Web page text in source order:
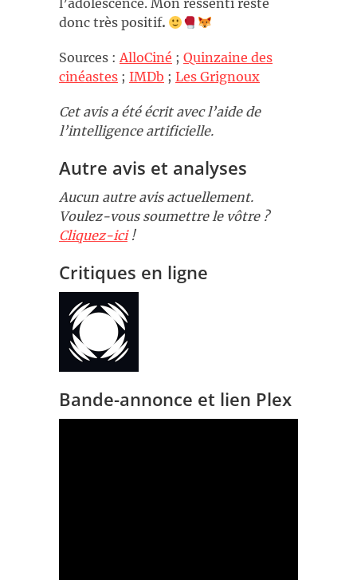
l’adolescence. Mon ressenti reste
donc très positif.
Sources :AlloCiné ; Quinzaine des
cinéastes ; IMDb ; Les Grignoux
Cet avis a été écrit avec l’aide de
l’intelligence artificielle.
Autre avis et analyses
Aucun autre avis actuellement.
Voulez-vous soumettre le vôtre ?
Cliquez-ici!
Critiques en ligne
Bande-annonce et lien Plex